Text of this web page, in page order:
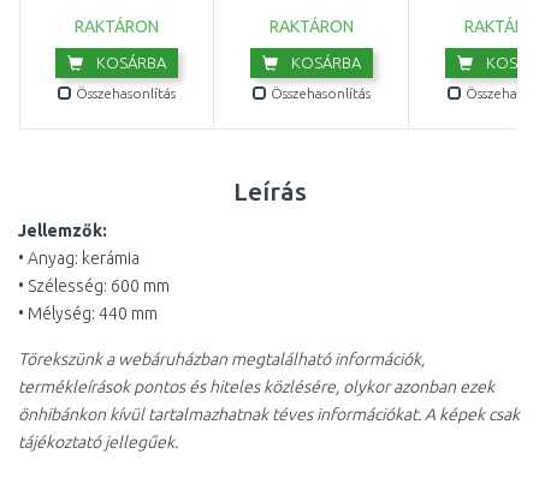
RAKTÁRON
KOSÁRBA
Összehasonlítás
RAKTÁRON
KOSÁRBA
Összehasonlítás
SÉRÜLT
Leírás
Jellemzők:
• Anyag: kerámia
• Szélesség: 600 mm
• Mélység: 440 mm
Törekszünk a webáruházban megtalálható információk,
termékleírások pontos és hiteles közlésére, olykor azonban ezek
önhibánkon kívül tartalmazhatnak téves információkat. A képek csak
tájékoztató jellegűek.